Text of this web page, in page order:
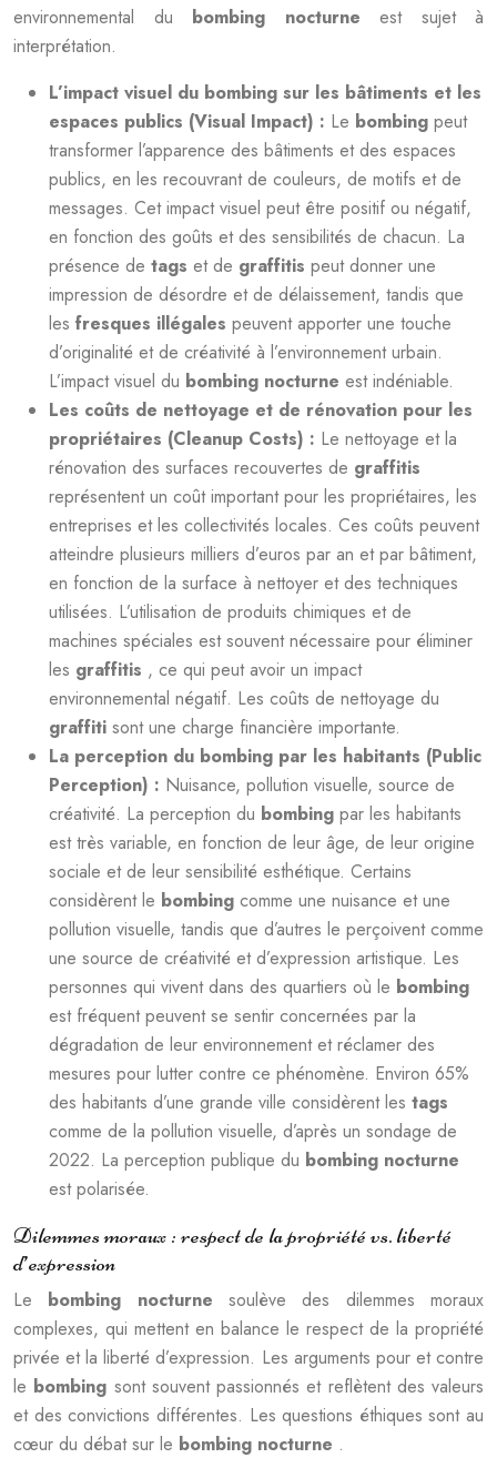
environnemental du bombing nocturne est sujet à
interprétation.
L’impact visuel du bombing sur les bâtiments et les
espaces publics (Visual Impact) : Le bombing peut
transformer l’apparence des bâtiments et des espaces
publics, en les recouvrant de couleurs, de motifs et de
messages. Cet impact visuel peut être positif ou négatif,
en fonction des goûts et des sensibilités de chacun. La
présence de tags et de graffitis peut donner une
impression de désordre et de délaissement, tandis que
les fresques illégales peuvent apporter une touche
d’originalité et de créativité à l’environnement urbain.
L’impact visuel du bombing nocturne est indéniable.
Les coûts de nettoyage et de rénovation pour les
propriétaires (Cleanup Costs) : Le nettoyage et la
rénovation des surfaces recouvertes de graffitis
représentent un coût important pour les propriétaires, les
entreprises et les collectivités locales. Ces coûts peuvent
atteindre plusieurs milliers d’euros par an et par bâtiment,
en fonction de la surface à nettoyer et des techniques
utilisées. L’utilisation de produits chimiques et de
machines spéciales est souvent nécessaire pour éliminer
les graffitis , ce qui peut avoir un impact
environnemental négatif. Les coûts de nettoyage du
graffiti sont une charge financière importante.
La perception du bombing par les habitants (Public
Perception) : Nuisance, pollution visuelle, source de
créativité. La perception du bombing par les habitants
est très variable, en fonction de leur âge, de leur origine
sociale et de leur sensibilité esthétique. Certains
considèrent le bombing comme une nuisance et une
pollution visuelle, tandis que d’autres le perçoivent comme
une source de créativité et d’expression artistique. Les
personnes qui vivent dans des quartiers où le bombing
est fréquent peuvent se sentir concernées par la
dégradation de leur environnement et réclamer des
mesures pour lutter contre ce phénomène. Environ 65%
des habitants d’une grande ville considèrent les tags
comme de la pollution visuelle, d’après un sondage de
2022. La perception publique du bombing nocturne
est polarisée.
Dilemmes moraux : respect de la propriété vs. liberté
d’expression
Le bombing nocturnesoulève des dilemmes moraux
complexes, qui mettent en balance le respect de la propriété
privée et la liberté d’expression. Les arguments pour et contre
le bombing sont souvent passionnés et reflètent des valeurs
et des convictions différentes. Les questions éthiques sont au
cœur du débat sur le bombing nocturne .